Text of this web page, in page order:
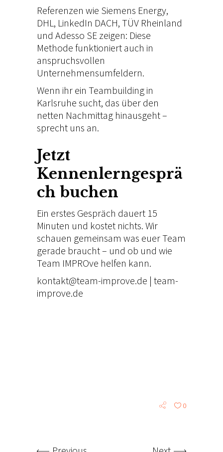
Referenzen wie Siemens Energy,
DHL, LinkedIn DACH, TÜV Rheinland
und Adesso SE zeigen: Diese
Methode funktioniert auch in
anspruchsvollen
Unternehmensumfeldern.
Wenn ihr ein Teambuilding in
Karlsruhe sucht, das über den
netten Nachmittag hinausgeht –
sprecht uns an.
Jetzt
Kennenlerngesprä
ch buchen
Ein erstes Gespräch dauert 15
Minuten und kostet nichts. Wir
schauen gemeinsam was euer Team
gerade braucht – und ob und wie
Team IMPROve helfen kann.
kontakt@team-improve.de | team-
improve.de
0